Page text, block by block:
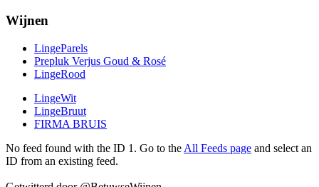
Wijnen
LingeParels
Prepluk Verjus Goud & Rosé
LingeRood
LingeWit
LingeBruut
FIRMA BRUIS
No feed found with the ID 1. Go to the All Feeds page and select an
ID from an existing feed.